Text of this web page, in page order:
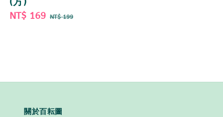
Sale
NT$ 169 Regular
NT$ 199
關於百耘圖